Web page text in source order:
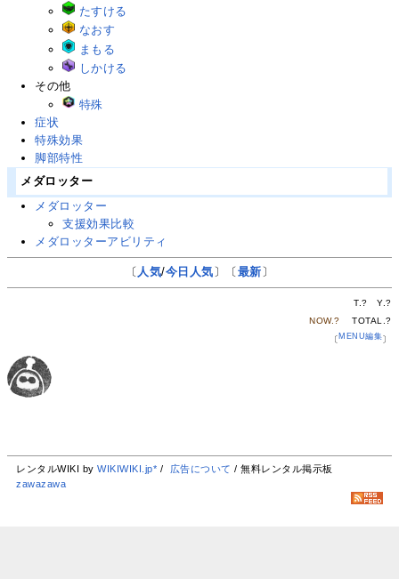
たすける
なおす
まもる
しかける
その他
特殊
症状
特殊効果
脚部特性
メダロッター
メダロッター
支援効果比較
メダロッターアビリティ
〔 人気/今日人気 〕〔 最新 〕
T.? Y.?
NOW.? TOTAL.?
〔MENU編集〕
レンタルWIKI byWIKIWIKI.jp* / 広告について / 無料レンタル掲示板
zawazawa